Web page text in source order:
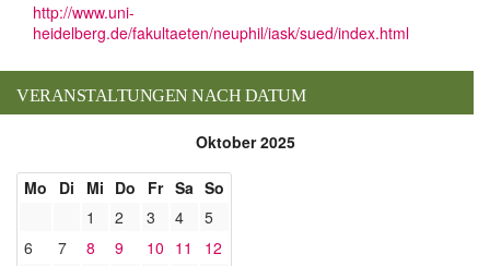
http://www.uni-
heidelberg.de/fakultaeten/neuphil/iask/sued/index.html
VERANSTALTUNGEN NACH DATUM
Oktober 2025
Mo Di Mi Do Fr Sa So
1
2 3 4
5
6
7 8 9 10 11
12